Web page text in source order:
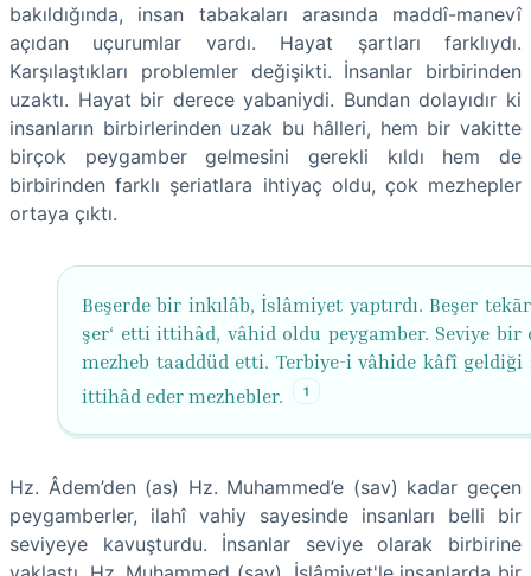
bakıldığında, insan tabakaları arasında maddî-manevî
açıdan uçurumlar vardı. Hayat şartları farklıydı.
Karşılaştıkları problemler değişikti. İnsanlar birbirinden
uzaktı. Hayat bir derece yabaniydi. Bundan dolayıdır ki
insanların birbirlerinden uzak bu hâlleri, hem bir vakitte
birçok peygamber gelmesini gerekli kıldı hem de
birbirinden farklı şeriatlara ihtiyaç oldu, çok mezhepler
ortaya çıktı.
Beşerde bir inkılâb, İslâmiyet yaptırdı. Beşer
şer‘ etti ittihâd, vâhid oldu peygamber. Seviye bir
mezheb taaddüd etti. Terbiye-i vâhide kâfî geldiği
ittihâd eder mezhebler.
1
Hz. Âdem’den (as) Hz. Muhammed’e (sav) kadar geçen
peygamberler, ilahî vahiy sayesinde insanları belli bir
seviyeye kavuşturdu. İnsanlar seviye olarak birbirine